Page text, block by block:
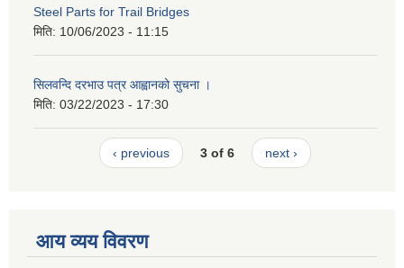
Steel Parts for Trail Bridges
मिति: 10/06/2023 - 11:15
सिलवन्दि दरभाउ पत्र आह्वानको सुचना ।
मिति: 03/22/2023 - 17:30
‹ previous 3 of 6 next ›
आय व्यय विवरण